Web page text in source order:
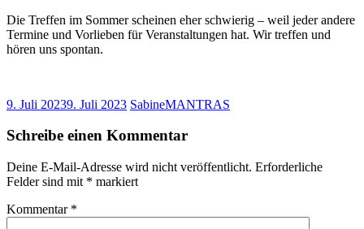
Die Treffen im Sommer scheinen eher schwierig – weil jeder andere
Termine und Vorlieben für Veranstaltungen hat. Wir treffen und
hören uns spontan.
9. Juli 20239. Juli 2023 SabineMANTRAS
Schreibe einen Kommentar
Deine E-Mail-Adresse wird nicht veröffentlicht. Erforderliche
Felder sind mit * markiert
Kommentar *